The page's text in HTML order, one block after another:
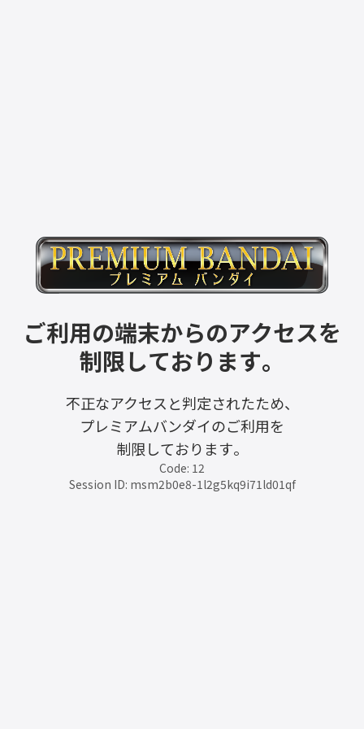
ご利用の端末からのアクセスを
制限しております。
不正なアクセスと判定されたため、
プレミアムバンダイのご利用を
制限しております。
Code: 12
Session ID: msm2b0e8-1l2g5kq9i71ld01qf